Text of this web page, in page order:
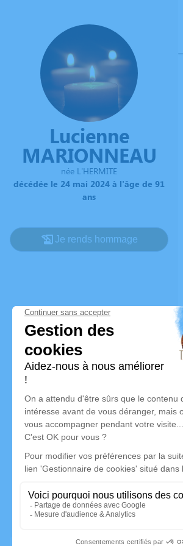
Lucienne
MARIONNEAU
née L'HERMITE
décédée le 24 mai 2024 à l'âge de 91
ans
Je rends hommage